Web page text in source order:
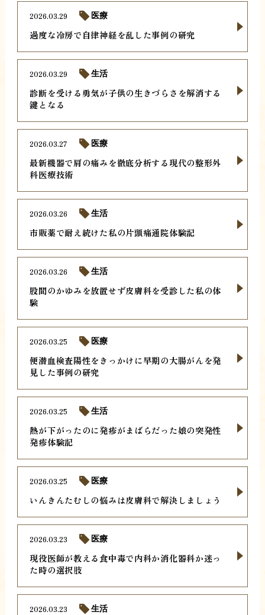
過度な冷房で自律神経を乱した事例の研究
2026.03.29 医療
診断を受ける勇気が子供の生きづらさを解消する
鍵となる
2026.03.29 生活
最新機器で肩の痛みを徹底分析する現代の整形外
科医療技術
2026.03.27 医療
市販薬で耐え続けた私の片頭痛通院体験記
2026.03.26 生活
股間のかゆみを放置せず皮膚科を受診した私の体
験
2026.03.26 生活
便潜血検査陽性をきっかけに早期の大腸がんを発
見した事例の研究
2026.03.25 医療
熱が下がったのに発疹がまばらだった娘の突発性
発疹体験記
2026.03.25 生活
いんきんたむしの悩みは皮膚科で解決しましょう
2026.03.25 医療
現役医師が教える食中毒で内科か消化器科か迷っ
た時の選択肢
2026.03.23 医療
2026.03.23 生活